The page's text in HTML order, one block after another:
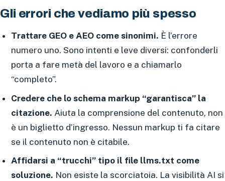
Gli errori che vediamo più spesso
Trattare GEO e AEO come sinonimi. È l’errore
numero uno. Sono intenti e leve diversi: confonderli
porta a fare metà del lavoro e a chiamarlo
“completo”.
Credere che lo schema markup “garantisca” la
citazione. Aiuta la comprensione del contenuto, non
è un biglietto d’ingresso. Nessun markup ti fa citare
se il contenuto non è citabile.
Affidarsi a “trucchi” tipo il file llms.txt come
soluzione. Non esiste la scorciatoia. La visibilità AI si